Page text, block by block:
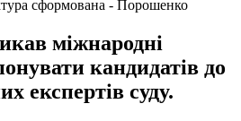
міжнародні
кандидатів до
експертів суду.